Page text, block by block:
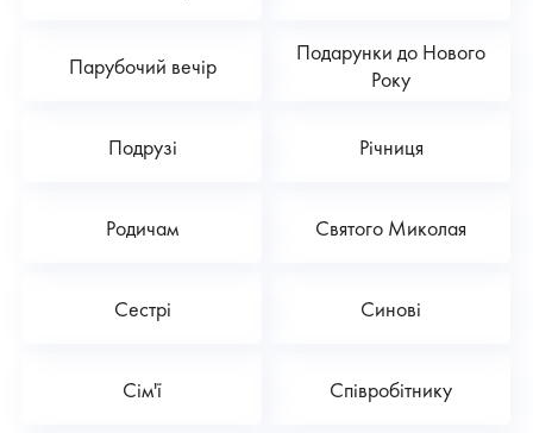
Парубочий вечір
Подарунки до Нового
Року
Подрузі Річниця
Родичам Святого Миколая
Сестрі Синові
Сім'ї Співробітнику